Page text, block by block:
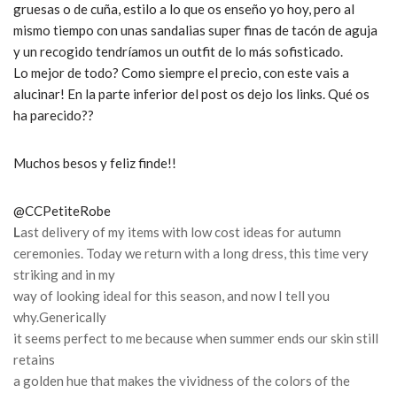
gruesas o de cuña, estilo a lo que os enseño yo hoy, pero al
mismo tiempo con unas sandalias super finas de tacón de aguja
y un recogido tendríamos un outfit de lo más sofisticado.
Lo mejor de todo? Como siempre el precio, con este vais a
alucinar! En la parte inferior del post os dejo los links. Qué os
ha parecido??
Muchos besos y feliz finde!!
@CCPetiteRobe
Last delivery of my items with low cost ideas for autumn
ceremonies. Today we return with a long dress, this time very
striking and in my
way of looking ideal for this season, and now I tell you
why.Generically
it seems perfect to me because when summer ends our skin still
retains
a golden hue that makes the vividness of the colors of the